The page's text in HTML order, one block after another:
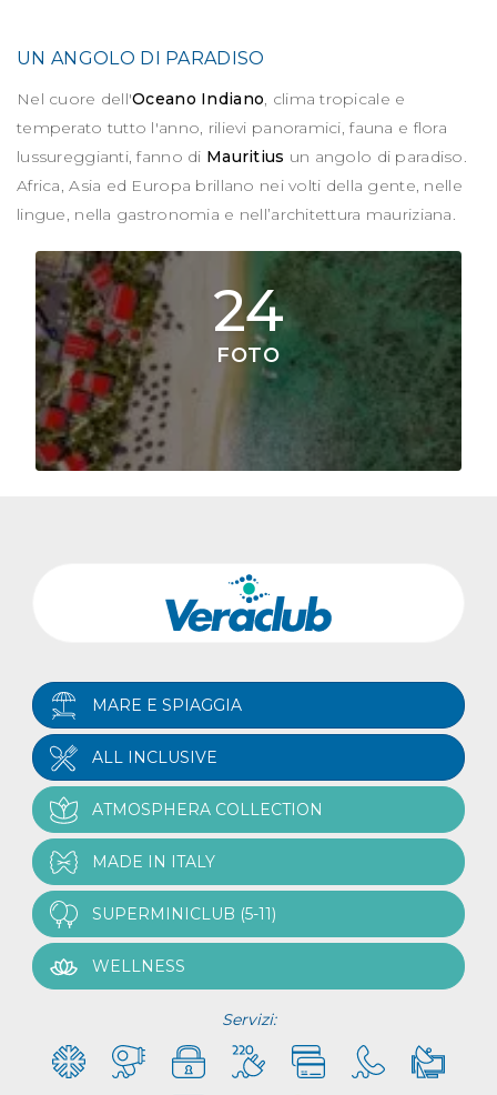
UN ANGOLO DI PARADISO
Nel cuore dell'Oceano Indiano, clima tropicale e
temperato tutto l'anno, rilievi panoramici, fauna e flora
lussureggianti, fanno di Mauritius un angolo di paradiso.
Africa, Asia ed Europa brillano nei volti della gente, nelle
lingue, nella gastronomia e nell’architettura mauriziana.
24
FOTO
MARE E SPIAGGIA
ALL INCLUSIVE
ATMOSPHERA COLLECTION
MADE IN ITALY
SUPERMINICLUB (5-11)
WELLNESS
Servizi: